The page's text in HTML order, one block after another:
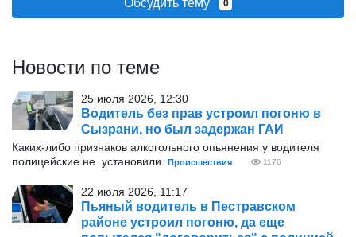
Обсудить тему 0
Новости по теме
25 июля 2026, 12:30
Водитель без прав устроил погоню в
Сызрани, но был задержан ГАИ
Каких-либо признаков алкогольного опьянения у водителя
полицейские не установили.
Происшествия 1176
22 июля 2026, 11:17
Пьяный водитель в Пестравском
районе устроил погоню, да еще